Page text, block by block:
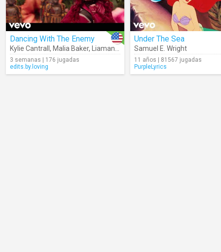
Dancing With The Enemy
Kylie Cantrall , Malia Baker, Liamani Kiara T. Romero,Descendants –
3 semanas | 176 jugadas
edits.by.loving
Under The Sea
Samuel E. Wright
11 años | 81567 jugadas
PurpleLyrics